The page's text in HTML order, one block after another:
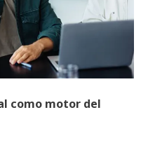
como motor del